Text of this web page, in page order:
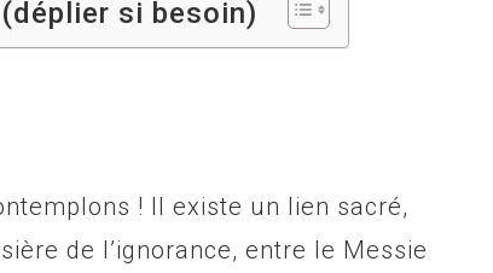
si besoin)
! Il existe un lien sacré,
de l’ignorance, entre le Messie